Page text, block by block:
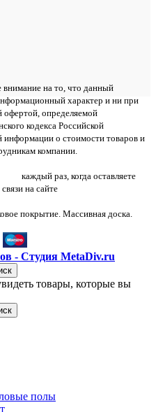
на то, что данный
характер и ни при
офертой, определяемой
кодекса Российской
о стоимости товаров и
компании.
каждый раз, когда оставляете
на сайте
покрытие. Массивная доска.
- Студия MetaDiv.ru
товары, которые вы
полы